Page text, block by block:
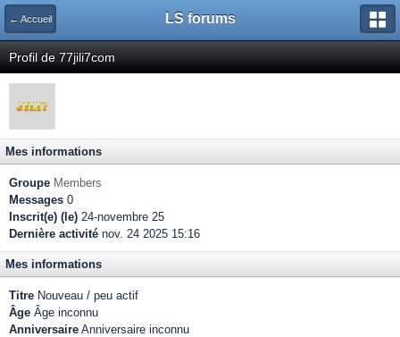
← Accueil LS forums
Profil de 77jili7com
Mes informations
Groupe Members
Messages 0
Inscrit(e) (le) 24-novembre 25
Dernière activité nov. 24 2025 15:16
Mes informations
Titre Nouveau / peu actif
Âge Âge inconnu
Anniversaire Anniversaire inconnu